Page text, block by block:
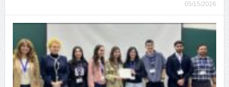
05/15/2026